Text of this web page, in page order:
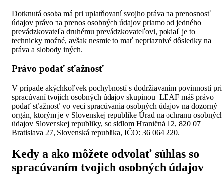
Dotknutá osoba má pri uplatňovaní svojho práva na prenosnosť
údajov právo na prenos osobných údajov priamo od jedného
prevádzkovateľa druhému prevádzkovateľovi, pokiaľ je to
technicky možné, avšak nesmie to mať nepriaznivé dôsledky na
práva a slobody iných.
Právo podať sťažnosť
V prípade akýchkoľvek pochybností s dodržiavaním povinností pri
spracúvaní tvojich osobných údajov skupinou LEAF máš právo
podať sťažnosť vo veci spracúvania osobných údajov na dozorný
orgán, ktorým je v Slovenskej republike Úrad na ochranu
údajov Slovenskej republiky, so sídlom Hraničná 12, 820 07
Bratislava 27, Slovenská republika, IČO: 36 064 220.
Kedy a ako môžete odvolať súhlas so
spracúvaním tvojich osobných údajov